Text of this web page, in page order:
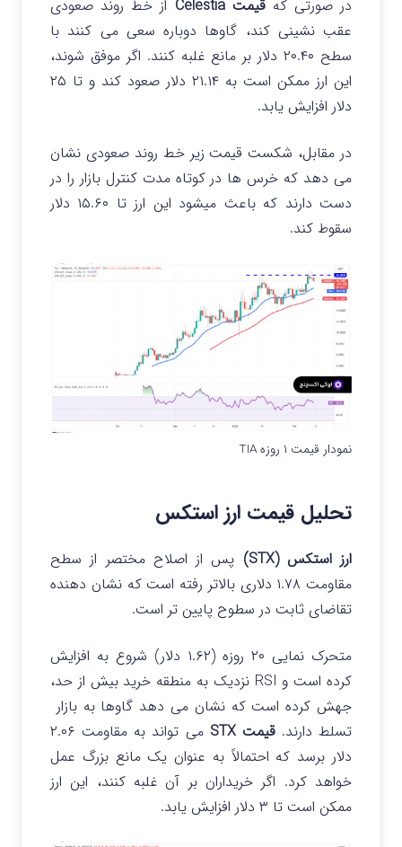
در صورتی که قیمت Celestia
از خط روند صعودی
عقب نشینی کند، گاوها دوباره سعی می کنند با
سطح ۲۰.۴۰ دلار بر مانع غلبه کنند. اگر موفق شوند،
این ارز ممکن است به ۲۱.۱۴ دلار صعود کند و تا ۲۵
دلار افزایش یابد.
در مقابل، شکست قیمت زیر خط روند صعودی نشان
می دهد که خرس ها در کوتاه مدت کنترل بازار را در
دست دارند که باعث میشود این ارز تا ۱۵.۶۰ دلار
سقوط کند.
نمودار قیمت ۱ روزه TIA
تحلیل قیمت ارز استکس
ارز استکس (STX)
پس از اصلاح مختصر از سطح
مقاومت ۱.۷۸ دلاری بالاتر رفته است که نشان دهنده
تقاضای ثابت در سطوح پایین تر است.
متحرک نمایی ۲۰ روزه (۱.۶۲ دلار) شروع به افزایش
کرده است و RSI نزدیک به منطقه خرید بیش از حد،
جهش کرده است که نشان می دهد گاوها به بازار
تسلط دارند.قیمت STX
می تواند به مقاومت ۲.۰۶
دلار برسد که احتمالاً به عنوان یک مانع بزرگ عمل
خواهد کرد. اگر خریداران بر آن غلبه کنند، این ارز
ممکن است تا ۳ دلار افزایش یابد.